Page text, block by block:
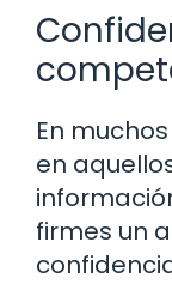
En
en
firmes un